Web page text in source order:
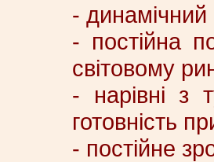
- динамічний
- постійна
світовому
- нарівні з
готовність
- постійне